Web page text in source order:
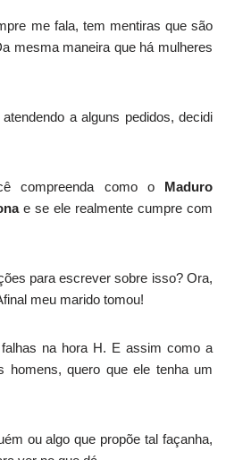
me fala, tem mentiras que são
mesma maneira que há mulheres
a alguns pedidos, decidi
compreenda como o Maduro
e se ele realmente cumpre com
para escrever sobre isso? Ora,
meu marido tomou!
na hora H. E assim como a
homens, quero que ele tenha um
ou algo que propõe tal façanha,